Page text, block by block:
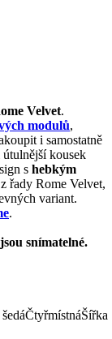
Velvet.
modulů,
i samostatně
kousek
s hebkým
řady Rome Velvet,
variant.
.
snímatelné.
ČtyřmístnáŠířka